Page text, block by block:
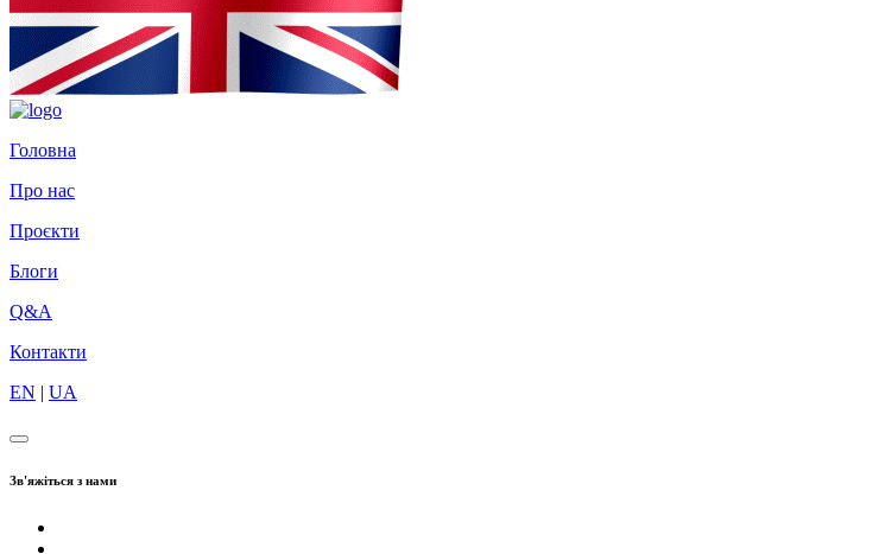
Головна
Про нас
Проєкти
Блоги
Q&A
Контакти
EN | UA
Зв'яжіться з нами